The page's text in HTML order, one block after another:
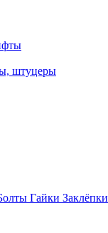
штуцеры
Гайки Заклёпки